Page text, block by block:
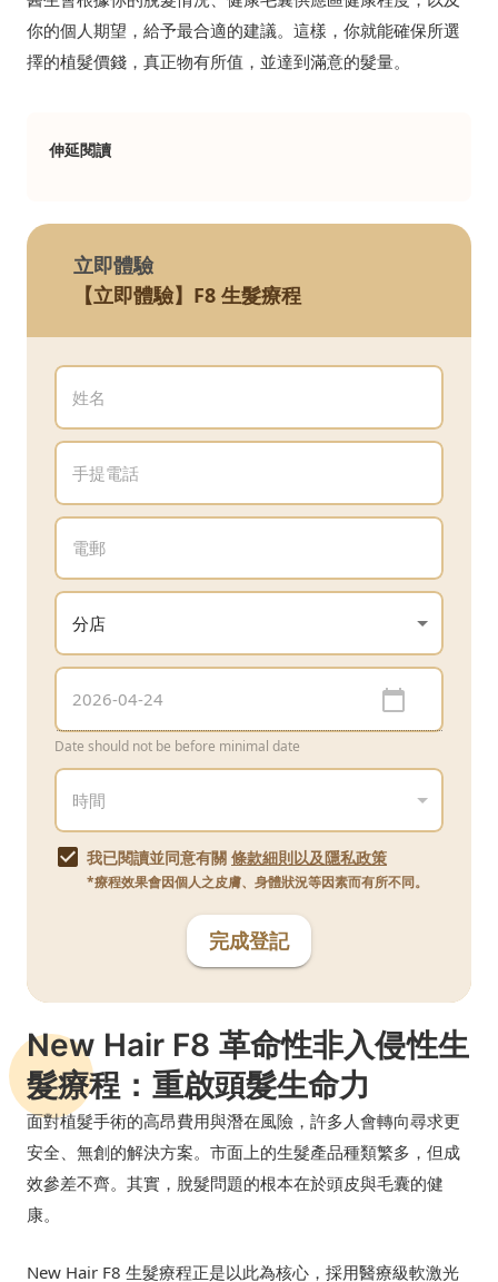
你的個人期望，給予最合適的建議。這樣，你就能確保所選
擇的植髮價錢，真正物有所值，並達到滿意的髮量。
伸延閱讀
立即體驗
【立即體驗】F8 生髮療程
Date should not be before minimal date
我已閱讀並同意有關 條款細則以及隱私政策
*療程效果會因個人之皮膚、身體狀況等因素而有所不同。
完成登記
New Hair F8 革命性非入侵性生
髮療程：重啟頭髮生命力
面對植髮手術的高昂費用與潛在風險，許多人會轉向尋求更
安全、無創的解決方案。市面上的生髮產品種類繁多，但成
效參差不齊。其實，脫髮問題的根本在於頭皮與毛囊的健
康。
New Hair F8 生髮療程正是以此為核心，採用醫療級軟激光